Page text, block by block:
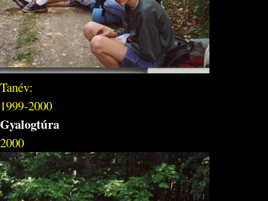
Tanév:
1999-2000
Gyalogtúra
2000